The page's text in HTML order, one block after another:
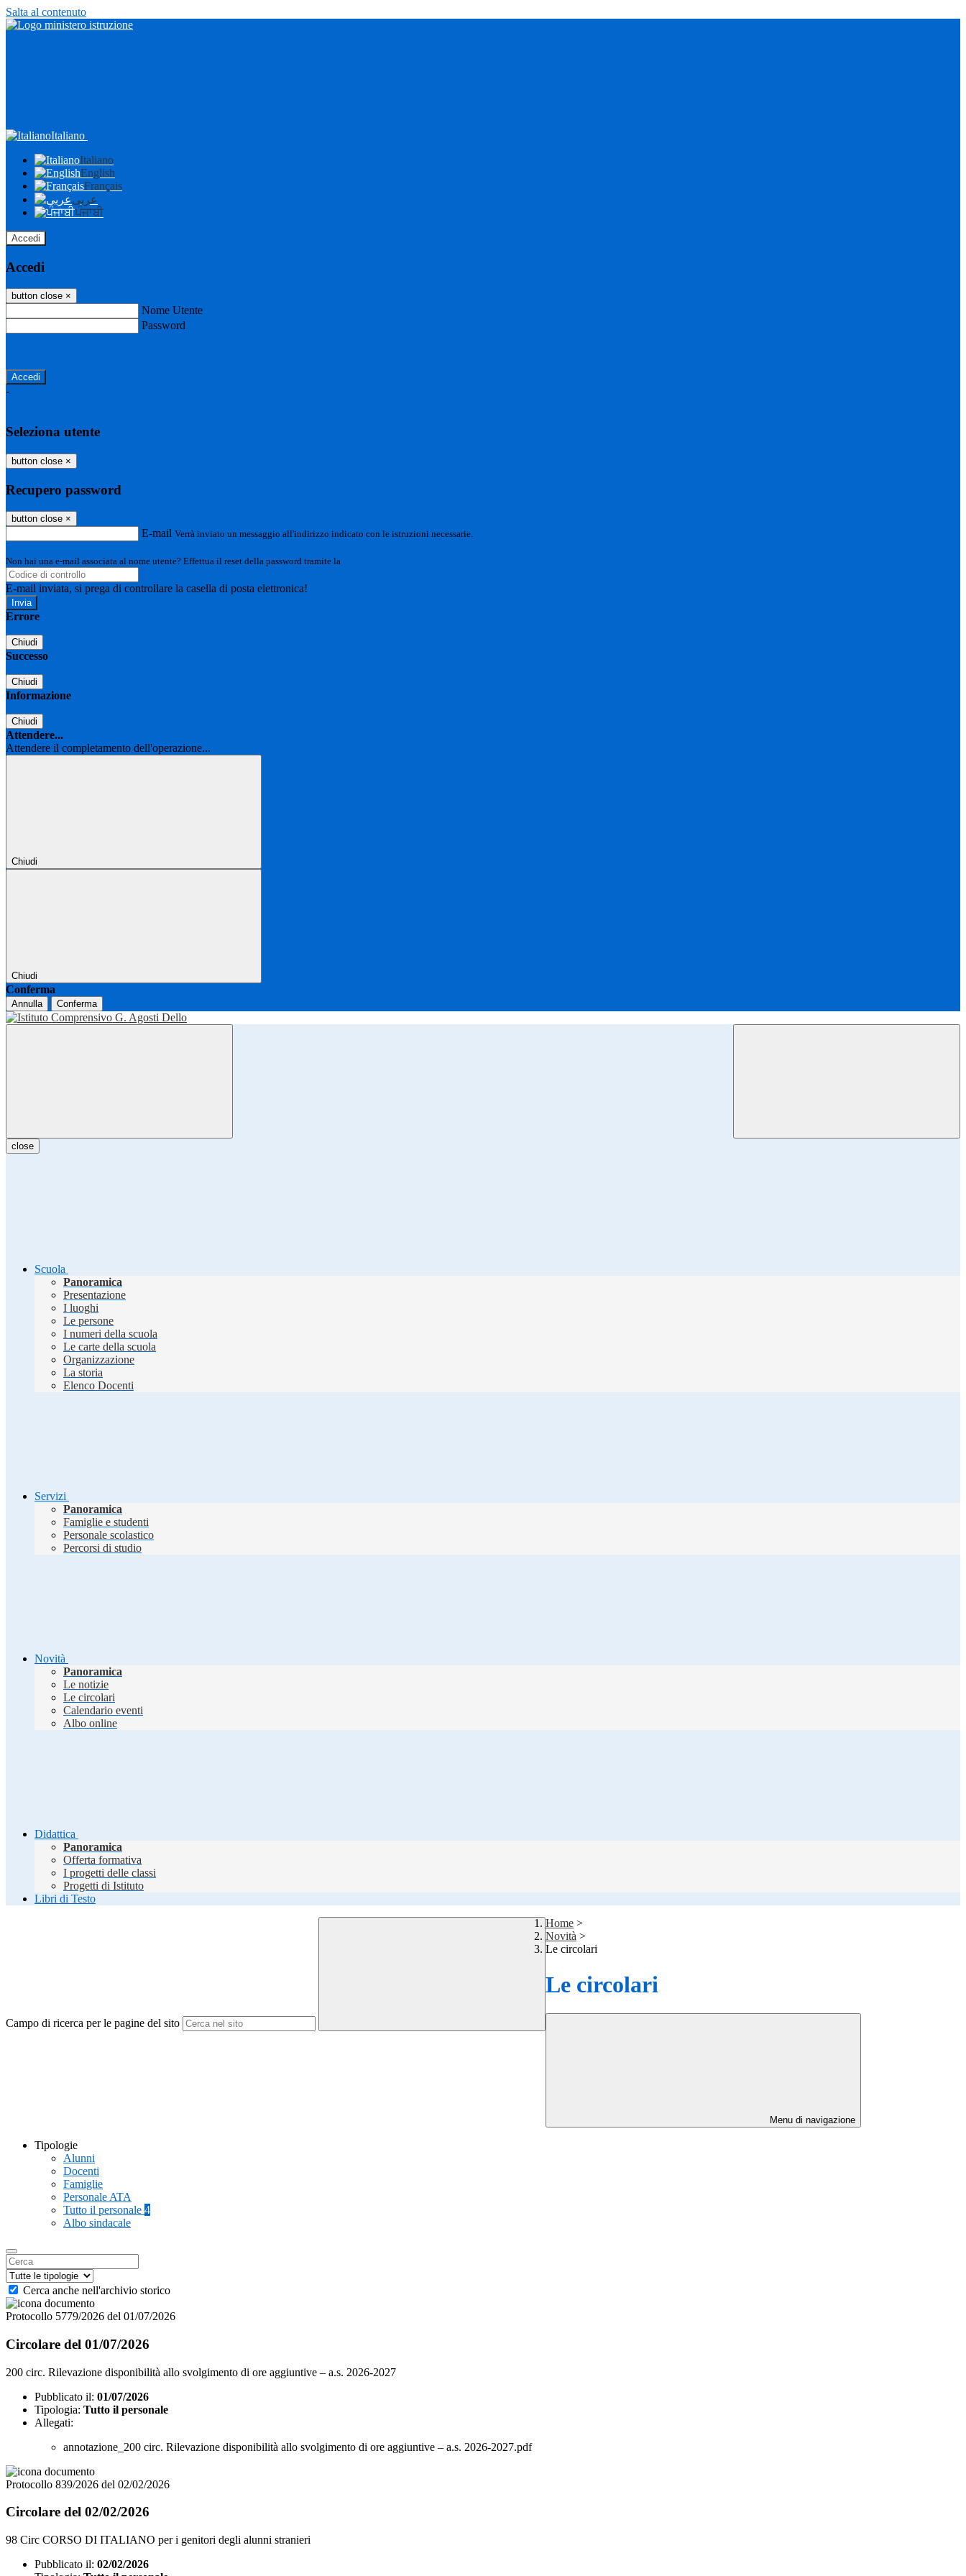
Salta al contenuto
Italiano
Italiano
English
Français
عربى
ਪੰਜਾਬੀ
Accedi
Accedi
button close ×
Nome Utente
Password
-
Seleziona utente
button close ×
Recupero password
button close ×
E-mail Verrà inviato un messaggio all'indirizzo indicato con le istruzioni necessarie.
Non hai una e-mail associata al nome utente? Effettua il reset della password tramite la
E-mail inviata, si prega di controllare la casella di posta elettronica!
Errore
Chiudi
Successo
Chiudi
Informazione
Chiudi
Attendere...
Attendere il completamento dell'operazione...
Chiudi
Chiudi
Conferma
Annulla Conferma
close
Scuola
Panoramica
Presentazione
I luoghi
Le persone
I numeri della scuola
Le carte della scuola
Organizzazione
La storia
Elenco Docenti
Servizi
Panoramica
Famiglie e studenti
Personale scolastico
Percorsi di studio
Novità
Panoramica
Le notizie
Le circolari
Calendario eventi
Albo online
Didattica
Panoramica
Offerta formativa
I progetti delle classi
Progetti di Istituto
Libri di Testo
Campo di ricerca per le pagine del sito
Home >
Novità >
Le circolari
Le circolari
Menu di navigazione
Tipologie
Alunni
Docenti
Famiglie
Personale ATA
Tutto il personale 4
Albo sindacale
Cerca anche nell'archivio storico
Protocollo 5779/2026 del 01/07/2026
Circolare del 01/07/2026
200 circ. Rilevazione disponibilità allo svolgimento di ore aggiuntive – a.s. 2026-2027
Pubblicato il: 01/07/2026
Tipologia: Tutto il personale
Allegati:
annotazione_200 circ. Rilevazione disponibilità allo svolgimento di ore aggiuntive – a.s. 2026-2027.pdf
Protocollo 839/2026 del 02/02/2026
Circolare del 02/02/2026
98 Circ CORSO DI ITALIANO per i genitori degli alunni stranieri
Pubblicato il: 02/02/2026